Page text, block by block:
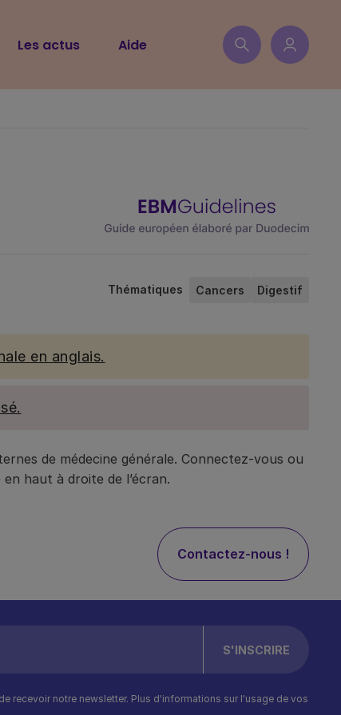
Les actus Aide
Thématiques Cancers Digestif
en anglais.
de médecine générale. Connectez-vous ou
haut à droite de l’écran.
Contactez-nous !
recevoir notre newsletter. Plus d'informations sur l'usage de vos